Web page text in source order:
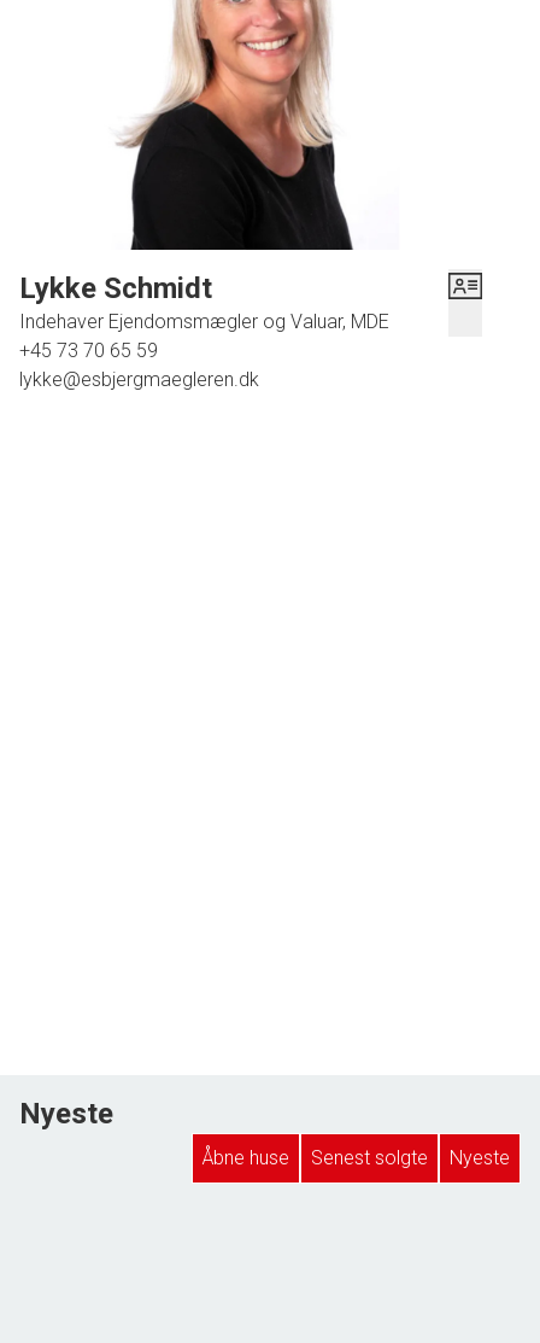
På ejendommen er der: Byvand, Trixtank, samt har man et pillefyr fra 2012.
Dette er virkelig en skøn perle på landet, så er drømmen at bo godt og flot i
landlige omgivelser kunne dette være jeres nye hjem.
Lykke Schmidt
Indehaver Ejendomsmægler og Valuar, MDE
+45 73 70 65 59
lykke@esbjergmaegleren.dk
Nyeste
Åbne huse Senest solgte Nyeste